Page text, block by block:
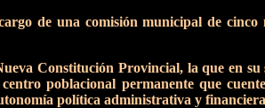
de una comisión municipal de
Constitución Provincial, la que en
poblacional permanente que
política administrativa y